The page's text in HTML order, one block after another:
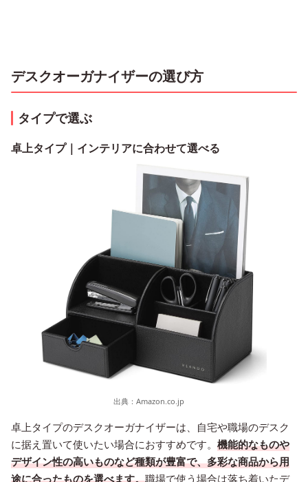
デスクオーガナイザーの選び方
タイプで選ぶ
卓上タイプ｜インテリアに合わせて選べる
出典： Amazon.co.jp
卓上タイプのデスクオーガナイザーは、自宅や職場のデスク
に据え置いて使いたい場合におすすめです。 機能的なものや
デザイン性の高いものなど種類が豊富で、多彩な商品から用
途に合ったものを選べます。職場で使う場合は落ち着いたデ